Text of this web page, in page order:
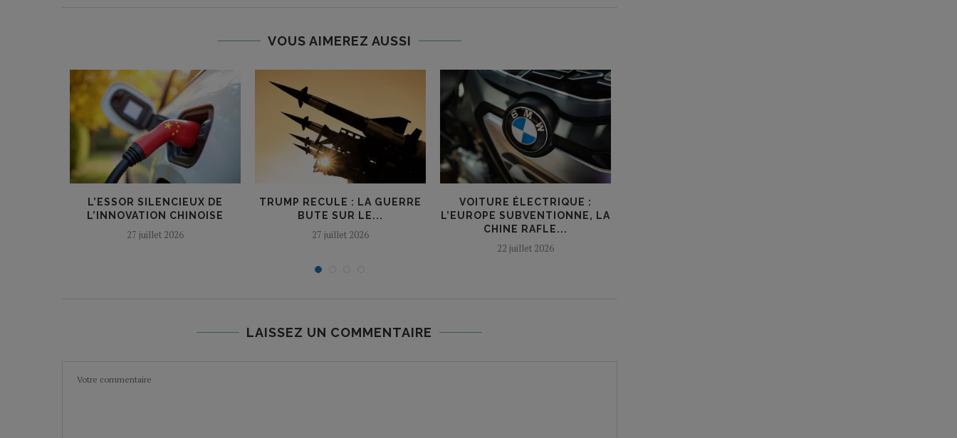
VOUS AIMEREZ AUSSI
L’ESSOR SILENCIEUX DE
L’INNOVATION CHINOISE
27 juillet 2026
TRUMP RECULE : LA GUERRE
BUTE SUR LE...
27 juillet 2026
VOITURE ÉLECTRIQUE :
L’EUROPE SUBVENTIONNE, LA
CHINE RAFLE...
22 juillet 2026
LAISSEZ UN COMMENTAIRE